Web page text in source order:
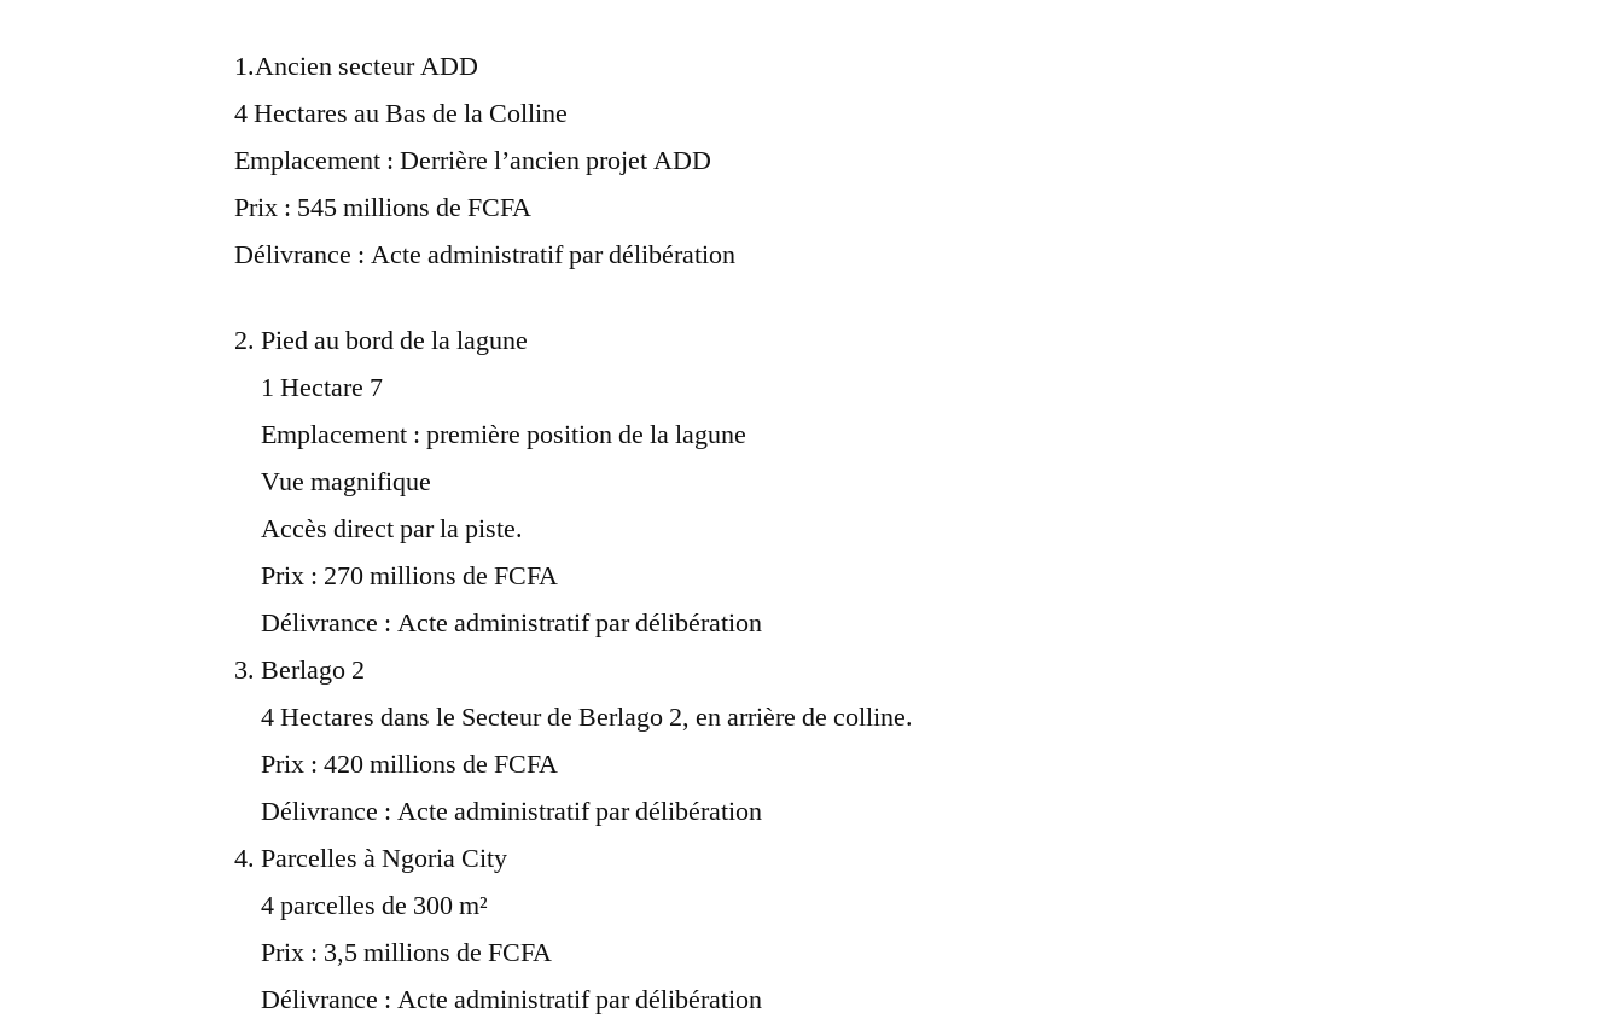
1.Ancien secteur ADD
4 Hectares au Bas de la Colline
Emplacement : Derrière l’ancien projet ADD
Prix : 545 millions de FCFA
Délivrance : Acte administratif par délibération
Pied au bord de la lagune
1 Hectare 7
Emplacement : première position de la lagune
Vue magnifique
Accès direct par la piste.
Prix : 270 millions de FCFA
Délivrance : Acte administratif par délibération
Berlago 2
4 Hectares dans le Secteur de Berlago 2, en arrière de colline.
Prix : 420 millions de FCFA
Délivrance : Acte administratif par délibération
Parcelles à Ngoria City
4 parcelles de 300 m²
Prix : 3,5 millions de FCFA
Délivrance : Acte administratif par délibération